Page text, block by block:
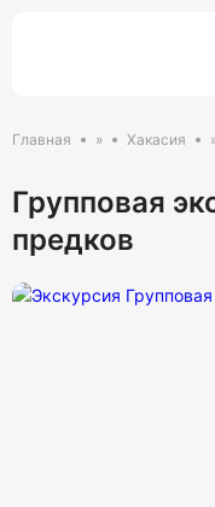
Главная » Хакасия
Групповая
предков